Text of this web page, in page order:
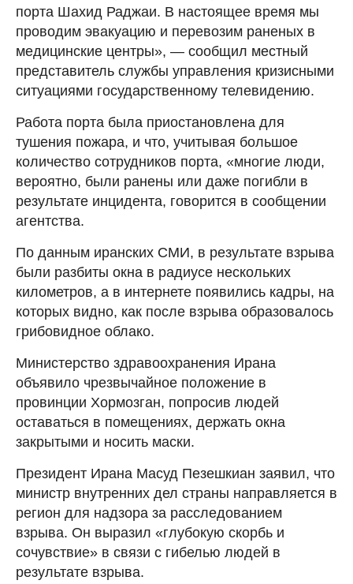
порта Шахид Раджаи. В настоящее время мы
проводим эвакуацию и перевозим раненых в
медицинские центры», — сообщил местный
представитель службы управления кризисными
ситуациями государственному телевидению.
Работа порта была приостановлена для
тушения пожара, и что, учитывая большое
количество сотрудников порта, «многие люди,
вероятно, были ранены или даже погибли в
результате инцидента, говорится в сообщении
агентства.
По данным иранских СМИ, в результате взрыва
были разбиты окна в радиусе нескольких
километров, а в интернете появились кадры, на
которых видно, как после взрыва образовалось
грибовидное облако.
Министерство здравоохранения Ирана
объявило чрезвычайное положение в
провинции Хормозган, попросив людей
оставаться в помещениях, держать окна
закрытыми и носить маски.
Президент Ирана Масуд Пезешкиан заявил, что
министр внутренних дел страны направляется в
регион для надзора за расследованием
взрыва. Он выразил «глубокую скорбь и
сочувствие» в связи с гибелью людей в
результате взрыва.